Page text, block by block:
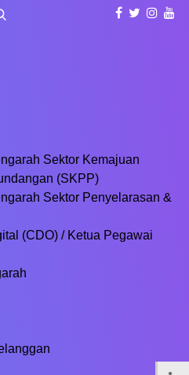
Sektor Kemajuan
(SKPP)
Sektor Penyelarasan &
(CDO) / Ketua Pegawai